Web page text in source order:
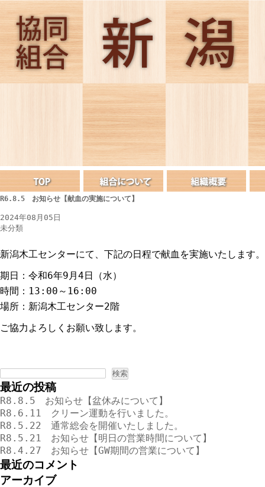
R6.8.5 お知らせ【献血の実施について】
2024年08月05日
未分類
新潟木工センターにて、下記の日程で献血を実施いたします。
期日：令和6年9月4日（水）
時間：13:00～16:00
場所：新潟木工センター2階
ご協力よろしくお願い致します。
検
索:
最近の投稿
R8.8.5 お知らせ【盆休みについて】
R8.6.11 クリーン運動を行いました。
R8.5.22 通常総会を開催いたしました。
R8.5.21 お知らせ【明日の営業時間について】
R8.4.27 お知らせ【GW期間の営業について】
最近のコメント
アーカイブ